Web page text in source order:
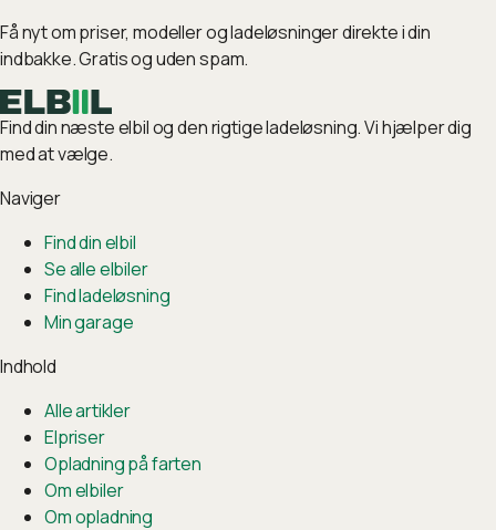
Få nyt om priser, modeller og ladeløsninger direkte i din
indbakke. Gratis og uden spam.
Find din næste elbil og den rigtige ladeløsning. Vi hjælper dig
med at vælge.
Naviger
Find din elbil
Se alle elbiler
Find ladeløsning
Min garage
Indhold
Alle artikler
Elpriser
Opladning på farten
Om elbiler
Om opladning